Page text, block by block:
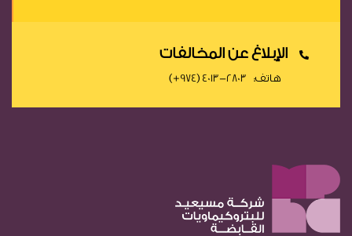
الإبلاغ عن المخالفات
هاتف: (+974) 4013-2803